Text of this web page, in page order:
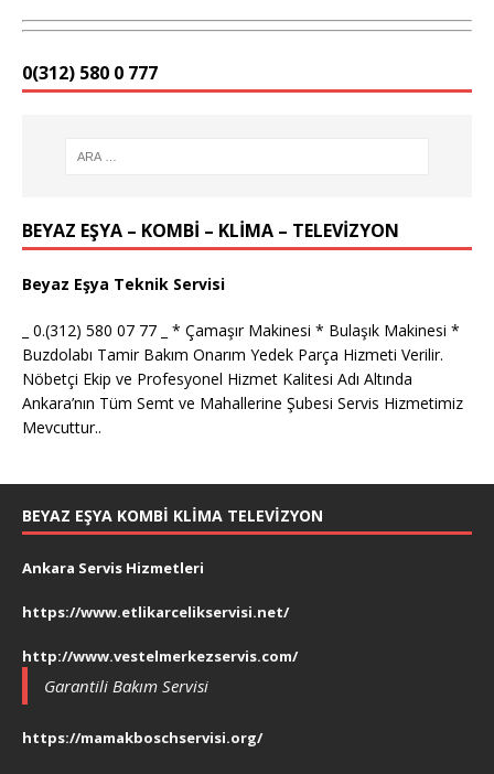
0(312) 580 0 777
BEYAZ EŞYA – KOMBİ – KLİMA – TELEVİZYON
Beyaz Eşya Teknik Servisi
_ 0.(312) 580 07 77 _ * Çamaşır Makinesi * Bulaşık Makinesi *
Buzdolabı Tamir Bakım Onarım Yedek Parça Hizmeti Verilir.
Nöbetçi Ekip ve Profesyonel Hizmet Kalitesi Adı Altında
Ankara’nın Tüm Semt ve Mahallerine Şubesi Servis Hizmetimiz
Mevcuttur..
BEYAZ EŞYA KOMBI KLIMA TELEVIZYON
Ankara Servis Hizmetleri
https://www.etlikarcelikservisi.net/
http://www.vestelmerkezservis.com/
Garantili Bakım Servisi
https://mamakboschservisi.org/